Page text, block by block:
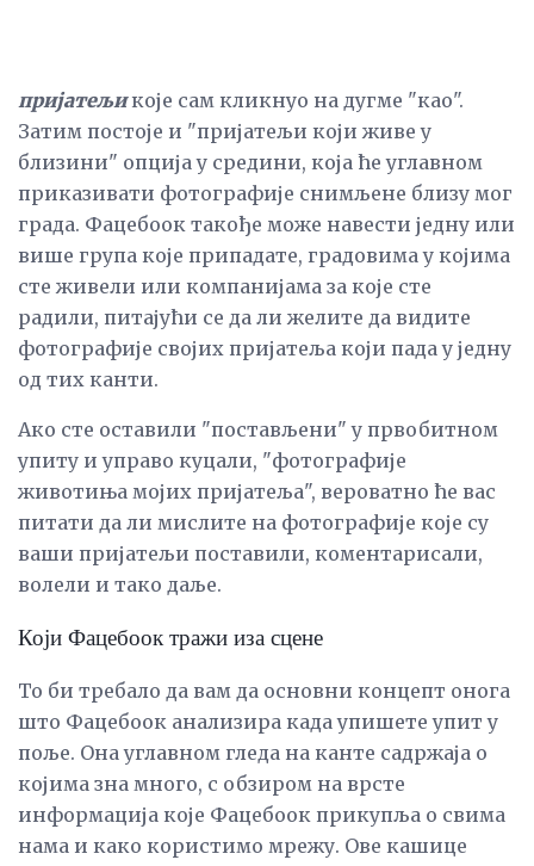
пријатељикоје сам кликнуо на дугме "као".
Затим постоје и "пријатељи који живе у
близини" опција у средини, која ће углавном
приказивати фотографије снимљене близу мог
града. Фацебоок такође може навести једну или
више група које припадате, градовима у којима
сте живели или компанијама за које сте
радили, питајући се да ли желите да видите
фотографије својих пријатеља који пада у једну
од тих канти.
Ако сте оставили "постављени" у првобитном
упиту и управо куцали, "фотографије
животиња мојих пријатеља", вероватно ће вас
питати да ли мислите на фотографије које су
ваши пријатељи поставили, коментарисали,
волели и тако даље.
Који Фацебоок тражи иза сцене
То би требало да вам да основни концепт онога
што Фацебоок анализира када упишете упит у
поље. Она углавном гледа на канте садржаја о
којима зна много, с обзиром на врсте
информација које Фацебоок прикупља о свима
нама и како користимо мрежу. Ове кашице